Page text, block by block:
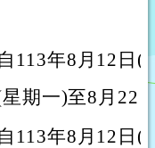
113年8月12日(
期一)至8月22
113年8月12日(